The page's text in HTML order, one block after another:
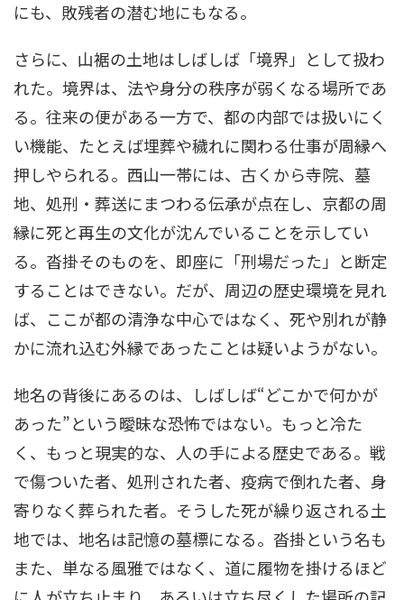
にも、敗残者の潜む地にもなる。
さらに、山裾の土地はしばしば「境界」として扱わ
れた。境界は、法や身分の秩序が弱くなる場所であ
る。往来の便がある一方で、都の内部では扱いにく
い機能、たとえば埋葬や穢れに関わる仕事が周縁へ
押しやられる。西山一帯には、古くから寺院、墓
地、処刑・葬送にまつわる伝承が点在し、京都の周
縁に死と再生の文化が沈んでいることを示してい
る。沓掛そのものを、即座に「刑場だった」と断定
することはできない。だが、周辺の歴史環境を見れ
ば、ここが都の清浄な中心ではなく、死や別れが静
かに流れ込む外縁であったことは疑いようがない。
地名の背後にあるのは、しばしば“どこかで何かが
あった”という曖昧な恐怖ではない。もっと冷た
く、もっと現実的な、人の手による歴史である。戦
で傷ついた者、処刑された者、疫病で倒れた者、身
寄りなく葬られた者。そうした死が繰り返される土
地では、地名は記憶の墓標になる。沓掛という名も
また、単なる風雅ではなく、道に履物を掛けるほど